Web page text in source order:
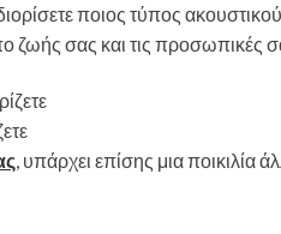
ποιος τύπος
ζωής σας και τις προσωπικές
, υπάρχει επίσης μια